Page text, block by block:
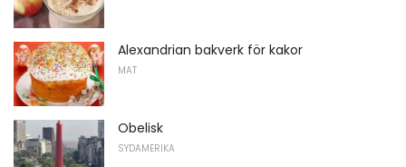
Alexandrian bakverk för kakor
MAT
Obelisk
SYDAMERIKA